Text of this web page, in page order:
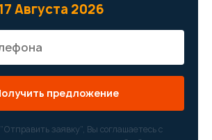
Августа 2026
предложение
заявку”, Вы соглашаетесь с